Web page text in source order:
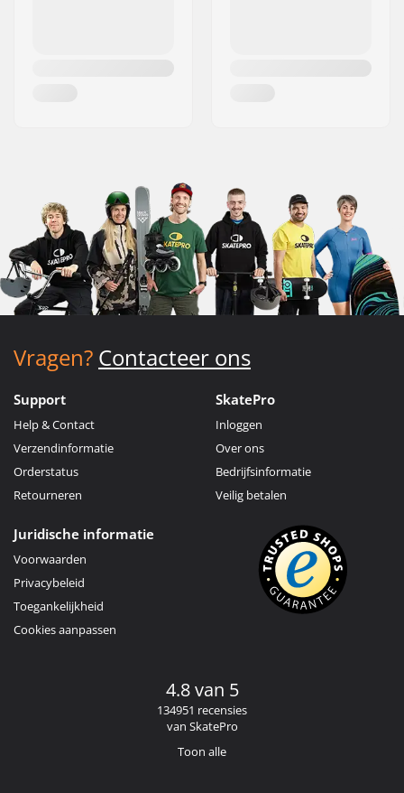
Vragen? Contacteer ons
Support
Help & Contact
Verzendinformatie
Orderstatus
Retourneren
SkatePro
Inloggen
Over ons
Bedrijfsinformatie
Veilig betalen
Juridische informatie
Voorwaarden
Privacybeleid
Toegankelijkheid
Cookies aanpassen
4.8 van 5
134951 recensies
van SkatePro
Toon alle